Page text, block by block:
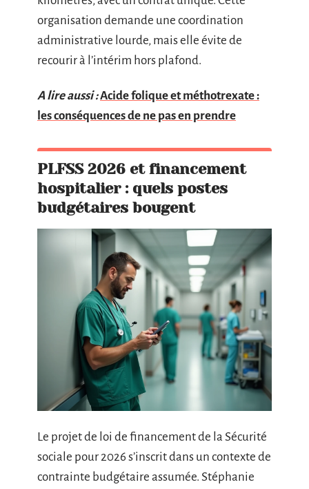
organisation demande une coordination
administrative lourde, mais elle évite de
recourir à l’intérim hors plafond.
A lire aussi :Acide folique et méthotrexate :
les conséquences de ne pas en prendre
PLFSS 2026 et financement
hospitalier : quels postes
budgétaires bougent
Le projet de loi de financement de la Sécurité
sociale pour 2026 s’inscrit dans un contexte de
contrainte budgétaire assumée. Stéphanie